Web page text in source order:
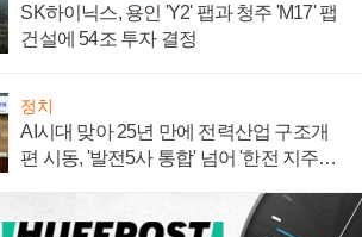
SK하이닉스, 용인 'Y2' 팹과 청주 'M17' 팹
건설에 54조 투자 결정
정치
AI시대 맞아 25년 만에 전력산업 구조개
편 시동, '발전5사 통합' 넘어 '한전 지주사'